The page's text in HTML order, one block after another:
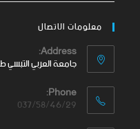
معلومات الاتصال
Address:
جامعة العربي
Phone:
037/58/46/29